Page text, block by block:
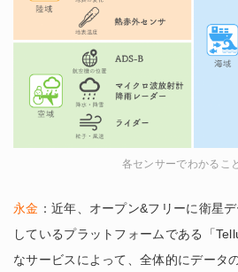
各センサーでわかるこ
永金 ：近年、オープン&フリーに衛星
しているプラットフォームである「
なサービスによって、全体的にデータ